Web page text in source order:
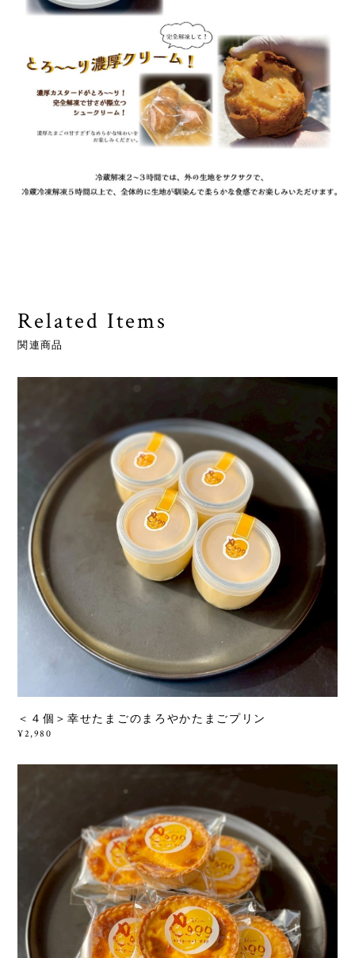
Related Items
関連商品
＜４個＞幸せたまごのまろやかたまごプリン
¥2,980